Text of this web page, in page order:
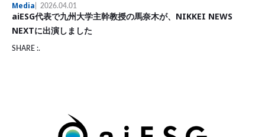
Media 2026.04.01
aiESG代表で九州大学主幹教授の馬奈木が、NIKKEI NEWS
NEXTに出演しました
SHARE :.